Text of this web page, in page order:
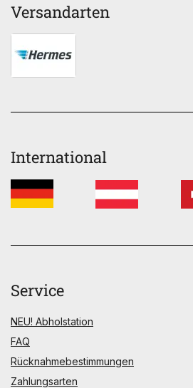
Versandarten
International
Service
NEU! Abholstation
FAQ
Rücknahmebestimmungen
Zahlungsarten